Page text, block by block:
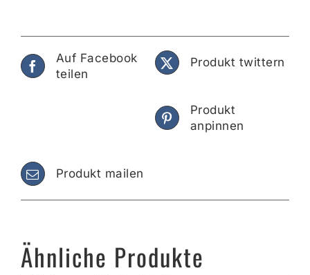
Auf Facebook
teilen
Produkt twittern
Produkt
anpinnen
Produkt mailen
Ähnliche Produkte